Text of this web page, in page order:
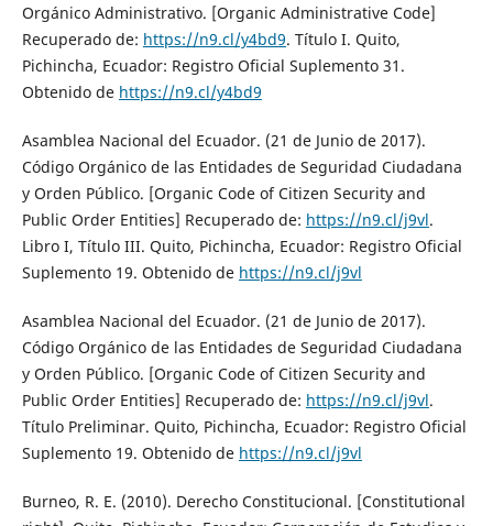
Orgánico Administrativo. [Organic Administrative Code]
Recuperado de: https://n9.cl/y4bd9. Título I. Quito,
Pichincha, Ecuador: Registro Oficial Suplemento 31.
Obtenido de https://n9.cl/y4bd9
Asamblea Nacional del Ecuador. (21 de Junio de 2017).
Código Orgánico de las Entidades de Seguridad Ciudadana
y Orden Público. [Organic Code of Citizen Security and
Public Order Entities] Recuperado de: https://n9.cl/j9vl.
Libro I, Título III. Quito, Pichincha, Ecuador: Registro Oficial
Suplemento 19. Obtenido de https://n9.cl/j9vl
Asamblea Nacional del Ecuador. (21 de Junio de 2017).
Código Orgánico de las Entidades de Seguridad Ciudadana
y Orden Público. [Organic Code of Citizen Security and
Public Order Entities] Recuperado de: https://n9.cl/j9vl.
Título Preliminar. Quito, Pichincha, Ecuador: Registro Oficial
Suplemento 19. Obtenido de https://n9.cl/j9vl
Burneo, R. E. (2010). Derecho Constitucional. [Constitutional